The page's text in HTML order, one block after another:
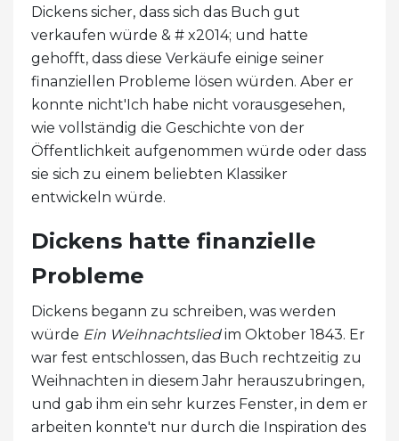
Dickens sicher, dass sich das Buch gut
verkaufen würde & # x2014; und hatte
gehofft, dass diese Verkäufe einige seiner
finanziellen Probleme lösen würden. Aber er
konnte nicht'Ich habe nicht vorausgesehen,
wie vollständig die Geschichte von der
Öffentlichkeit aufgenommen würde oder dass
sie sich zu einem beliebten Klassiker
entwickeln würde.
Dickens hatte finanzielle
Probleme
Dickens begann zu schreiben, was werden
würde Ein Weihnachtsliedim Oktober 1843. Er
war fest entschlossen, das Buch rechtzeitig zu
Weihnachten in diesem Jahr herauszubringen,
und gab ihm ein sehr kurzes Fenster, in dem er
arbeiten konnte't nur durch die Inspiration des